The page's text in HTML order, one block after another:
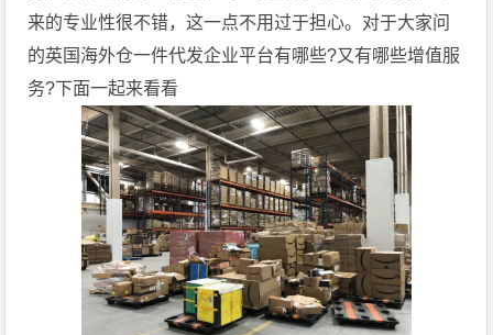
来的专业性很不错，这一点不用过于担心。对于大家问
的英国海外仓一件代发企业平台有哪些?又有哪些增值服
务?下面一起来看看